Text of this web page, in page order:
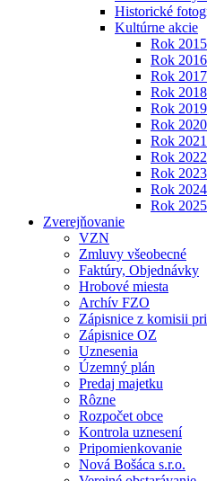
Historické
Kultúrne akcie
Rok 2015
Rok 2016
Rok 2017
Rok 2018
Rok 2019
Rok 2020
Rok 2021
Rok 2022
Rok 2023
Rok 2024
Rok 2025
Zverejňovanie
VZN
Zmluvy všeobecné
Faktúry, Objednávky
Hrobové miesta
Archív FZO
Zápisnice z komisii
Zápisnice OZ
Uznesenia
Územný plán
Predaj majetku
Rôzne
Rozpočet obce
Kontrola uznesení
Pripomienkovanie
Nová Bošáca s.r.o.